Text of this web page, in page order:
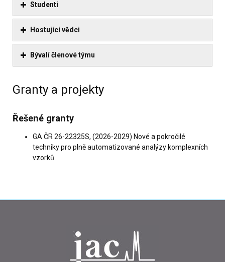
Studenti
Hostující vědci
Bývalí členové týmu
Granty a projekty
Řešené granty
GA ČR 26-22325S, (2026-2029) Nové a pokročilé
techniky pro plně automatizované analýzy komplexních
vzorků